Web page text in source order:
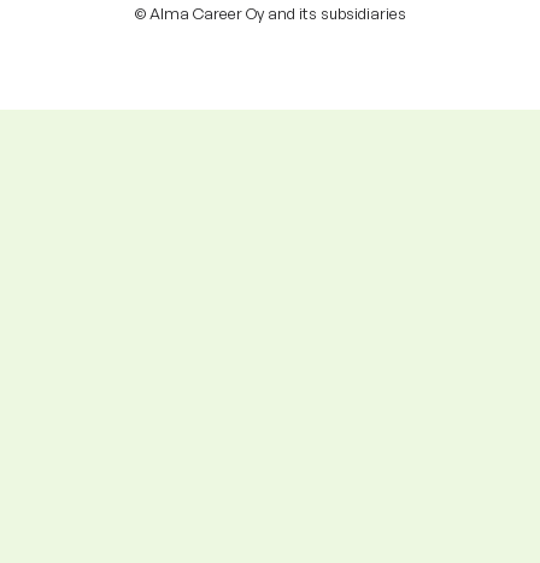
© Alma Career Oy and its subsidiaries